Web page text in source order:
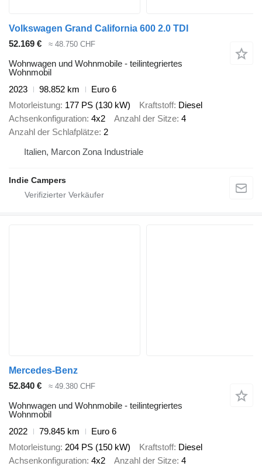
Volkswagen Grand California 600 2.0 TDI
52.169 €
≈ 48.750 CHF
Wohnwagen und Wohnmobile - teilintegriertes
Wohnmobil
2023
98.852 km
Euro 6
Motorleistung 177 PS (130 kW) Kraftstoff Diesel
Achsenkonfiguration 4x2 Anzahl der Sitze 4
Anzahl der Schlafplätze 2
Italien, Marcon Zona Industriale
Indie Campers
Mercedes-Benz
52.840 €
≈ 49.380 CHF
Wohnwagen und Wohnmobile - teilintegriertes
Wohnmobil
2022
79.845 km
Euro 6
Motorleistung 204 PS (150 kW) Kraftstoff Diesel
Achsenkonfiguration 4x2 Anzahl der Sitze 4